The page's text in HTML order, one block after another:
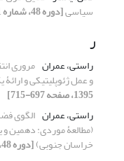
سیاسی[دوره 48، شماره 1، 1395، صفحه 177-196]
ر
راستی، عمران مروری
و عمل ژئوپلیتیکی و
1395، صفحه 697-715]
راستی، عمران الگوی
(مطالعۀ موردی: دهمین
خراسان جنوبی)[دوره 48، شماره 4، 1395، صفحه 815-829]